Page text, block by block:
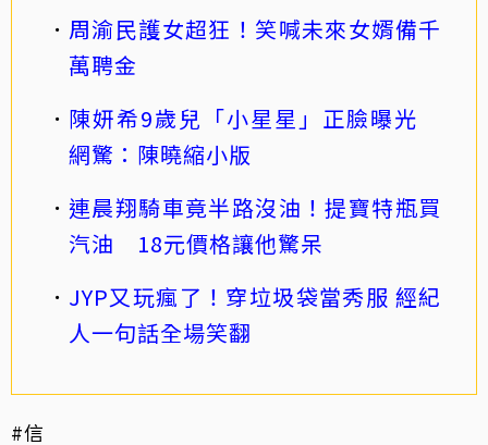
周渝民護女超狂！笑喊未來女婿備千
萬聘金
陳妍希9歲兒「小星星」正臉曝光
網驚：陳曉縮小版
連晨翔騎車竟半路沒油！提寶特瓶買
汽油 18元價格讓他驚呆
JYP又玩瘋了！穿垃圾袋當秀服 經紀
人一句話全場笑翻
#信